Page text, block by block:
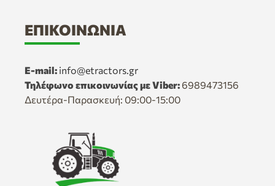
ΕΠΙΚΟΙΝΩΝΊΑ
E-mail: info@etractors.gr
Τηλέφωνο επικοινωνίας με Viber: 6989473156
Δευτέρα-Παρασκευή: 09:00-15:00